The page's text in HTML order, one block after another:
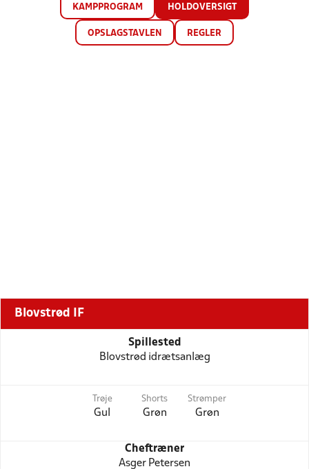
KAMPPROGRAM HOLDOVERSIGT
OPSLAGSTAVLEN REGLER
Blovstrød IF
Spillested
Blovstrød idrætsanlæg
Trøje
Gul
Shorts
Grøn
Strømper
Grøn
Cheftræner
Asger Petersen